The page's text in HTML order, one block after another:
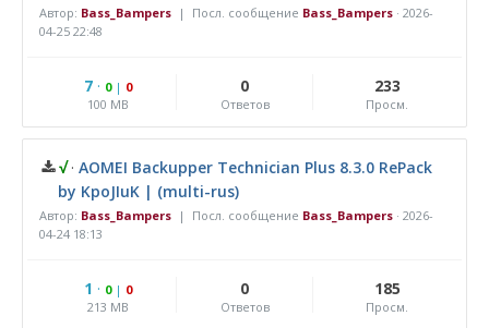
Автор: Bass_Bampers | Посл. сообщение Bass_Bampers · 2026-
04-25 22:48
7· 0| 0
100 MB
0
Ответов
233
Просм.
√ · AOMEI Backupper Technician Plus 8.3.0 RePack
by KpoJIuK | (multi-rus)
Автор: Bass_Bampers | Посл. сообщение Bass_Bampers · 2026-
04-24 18:13
1 · 0| 0
213 MB
0
Ответов
185
Просм.